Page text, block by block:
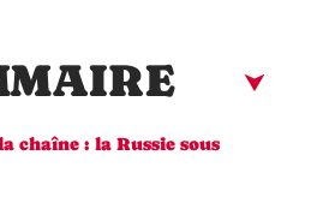
chaîne : la Russie sous